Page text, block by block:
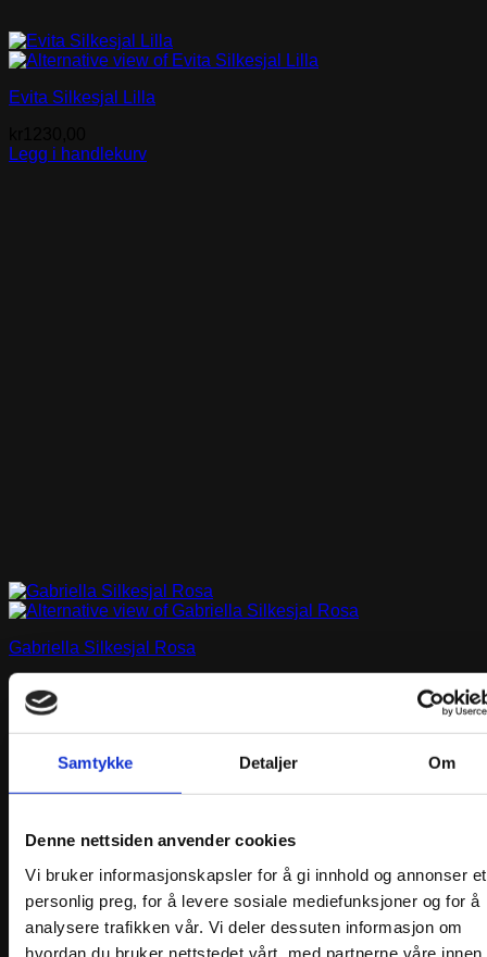
Samtykke Detaljer Om
Denne nettsiden anvender cookies
Vi bruker informasjonskapsler for å gi innhold og annonser et
personlig preg, for å levere sosiale mediefunksjoner og for å
analysere trafikken vår. Vi deler dessuten informasjon om
hvordan du bruker nettstedet vårt, med partnerne våre innen
Evita Silkesjal Lilla
Legg i handlekurv
Gabriella Silkesjal Rosa
kr
Legg i handlekurv